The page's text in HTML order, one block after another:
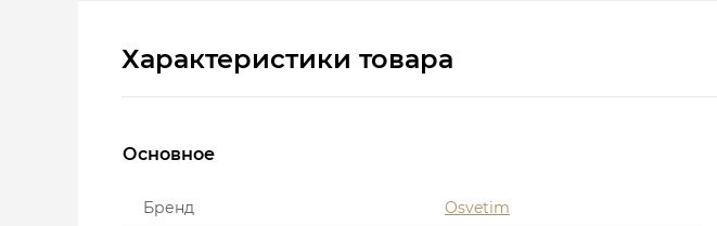
Характеристики товара
Основное
Бренд Osvetim